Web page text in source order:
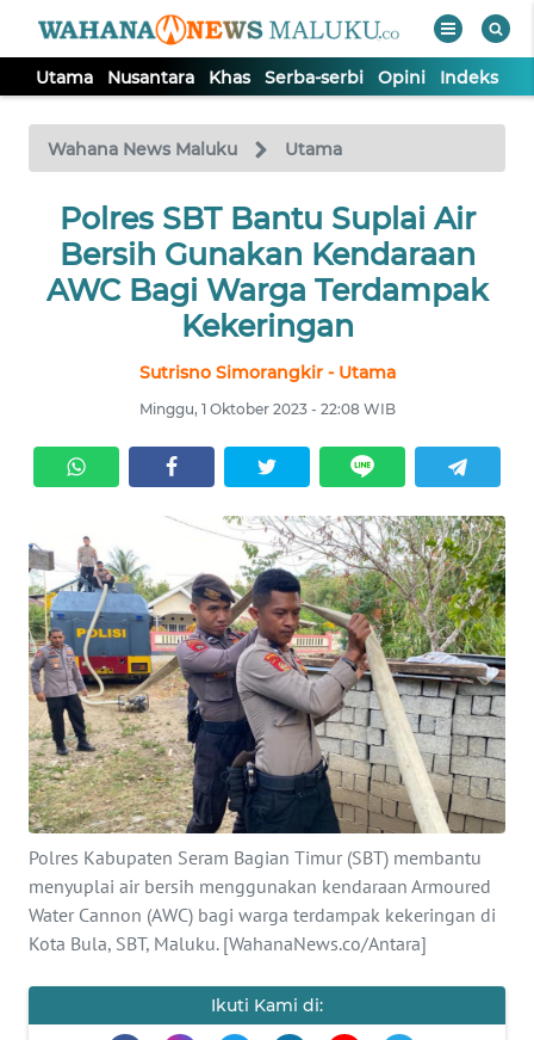
Utama Nusantara Khas Serba-serbi Opini Indeks
Wahana News Maluku Utama
Polres SBT Bantu Suplai Air
Bersih Gunakan Kendaraan
AWC Bagi Warga Terdampak
Kekeringan
Sutrisno Simorangkir - Utama
Minggu, 1 Oktober 2023 - 22:08 WIB
Polres Kabupaten Seram Bagian Timur (SBT) membantu
menyuplai air bersih menggunakan kendaraan Armoured
Water Cannon (AWC) bagi warga terdampak kekeringan di
Kota Bula, SBT, Maluku. [WahanaNews.co/Antara]
Ikuti Kami di:
TV
Tutup
UTAMA
NUSANTARA
SERBI
Informasi
INDEKS
BERITA
KONTAK
KAMI
INFO
IKLAN
TENTANG
KAMI
SIBER